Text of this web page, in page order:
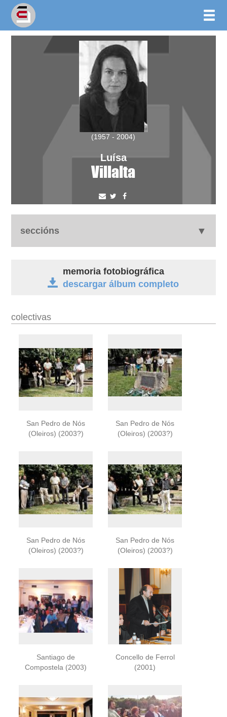
(1957 - 2004)
Luísa
Villalta
seccións
obra
fototeca
outros docs
memoria fotobiográfica
descargar álbum completo
colectivas
San Pedro de Nós
(Oleiros) (2003?)
San Pedro de Nós
(Oleiros) (2003?)
San Pedro de Nós
(Oleiros) (2003?)
San Pedro de Nós
(Oleiros) (2003?)
Santiago de
Compostela (2003)
Concello de Ferrol
(2001)